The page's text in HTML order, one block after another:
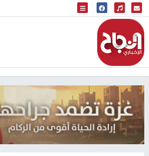
البث المباشر
إذاعة النجاح